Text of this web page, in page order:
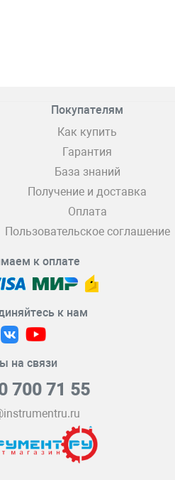
Покупателям
Как купить
Гарантия
База знаний
Получение и доставка
Оплата
Пользовательское соглашение
к оплате
к нам
на связи
700 71 55